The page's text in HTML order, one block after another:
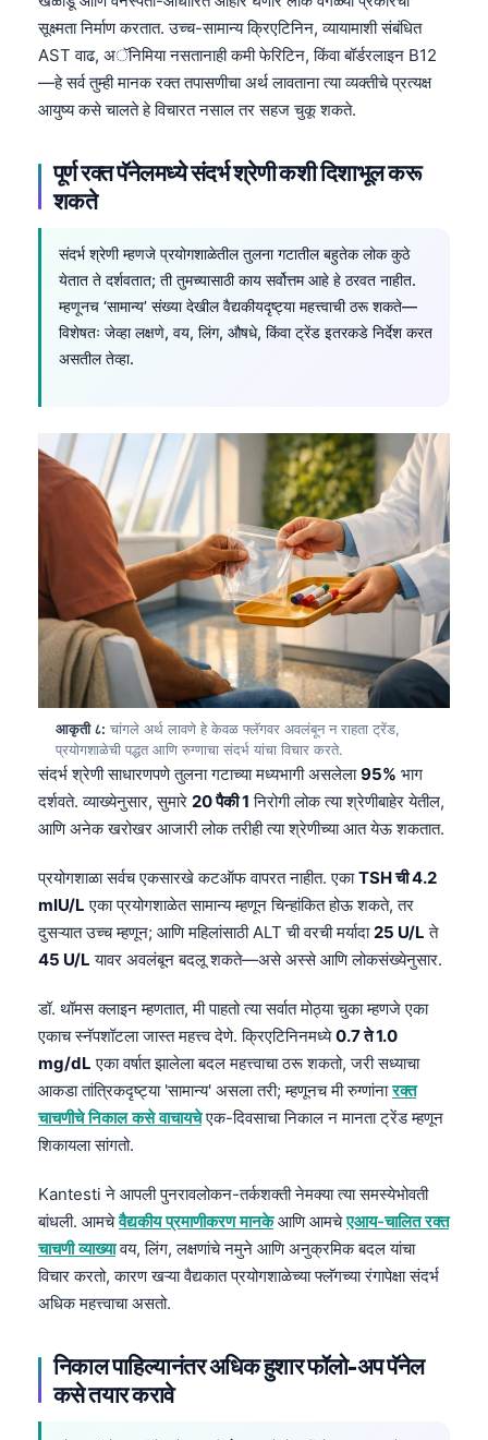
सूक्ष्मता निर्माण करतात. उच्च-सामान्य क्रिएटिनिन, व्यायामाशी संबंधित
AST वाढ, अॅनिमिया नसतानाही कमी फेरिटिन, किंवा बॉर्डरलाइन B12
—हे सर्व तुम्ही मानक रक्त तपासणीचा अर्थ लावताना त्या व्यक्तीचे प्रत्यक्ष
आयुष्य कसे चालते हे विचारत नसाल तर सहज चुकू शकते.
पूर्ण रक्त पॅनेलमध्ये संदर्भ श्रेणी कशी दिशाभूल करू
शकते
संदर्भ श्रेणी म्हणजे प्रयोगशाळेतील तुलना गटातील बहुतेक लोक कुठे
येतात ते दर्शवतात; ती तुमच्यासाठी काय सर्वोत्तम आहे हे ठरवत नाहीत.
म्हणूनच ‘सामान्य’ संख्या देखील वैद्यकीयदृष्ट्या महत्त्वाची ठरू शकते—
विशेषतः जेव्हा लक्षणे, वय, लिंग, औषधे, किंवा ट्रेंड इतरकडे निर्देश करत
असतील तेव्हा.
आकृती ८: चांगले अर्थ लावणे हे केवळ फ्लॅगवर अवलंबून न राहता ट्रेंड,
प्रयोगशाळेची पद्धत आणि रुग्णाचा संदर्भ यांचा विचार करते.
संदर्भ श्रेणी साधारणपणे तुलना गटाच्या मध्यभागी असलेला95% भाग
दर्शवते. व्याख्येनुसार, सुमारे 20 पैकी 1 निरोगी लोक त्या श्रेणीबाहेर येतील,
आणि अनेक खरोखर आजारी लोक तरीही त्या श्रेणीच्या आत येऊ शकतात.
प्रयोगशाळा सर्वच एकसारखे कटऑफ वापरत नाहीत. एकाTSH ची 4.2
mIU/L एका प्रयोगशाळेत सामान्य म्हणून चिन्हांकित होऊ शकते, तर
दुसऱ्यात उच्च म्हणून; आणि महिलांसाठी ALT ची वरची मर्यादा25 U/L ते
45 U/L यावर अवलंबून बदलू शकते—असे अस्से आणि लोकसंख्येनुसार.
डॉ. थॉमस क्लाइन म्हणतात, मी पाहतो त्या सर्वात मोठ्या चुका म्हणजे एका
एकाच स्नॅपशॉटला जास्त महत्त्व देणे. क्रिएटिनिनमध्ये0.7 ते 1.0
mg/dL एका वर्षात झालेला बदल महत्त्वाचा ठरू शकतो, जरी सध्याचा
आकडा तांत्रिकदृष्ट्या 'सामान्य' असला तरी; म्हणूनच मी रुग्णांनारक्त
चाचणीचे निकाल कसे वाचायचेएक-दिवसाचा निकाल न मानता ट्रेंड म्हणून
शिकायला सांगतो.
Kantesti ने आपली पुनरावलोकन-तर्कशक्ती नेमक्या त्या समस्येभोवती
बांधली. आमचेवैद्यकीय प्रमाणीकरण मानकेआणि आमचेएआय-चालित रक्त
चाचणी व्याख्यावय, लिंग, लक्षणांचे नमुने आणि अनुक्रमिक बदल यांचा
विचार करतो, कारण खऱ्या वैद्यकात प्रयोगशाळेच्या फ्लॅगच्या रंगापेक्षा संदर्भ
अधिक महत्त्वाचा असतो.
निकाल पाहिल्यानंतर अधिक हुशार फॉलो-अप पॅनेल
कसे तयार करावे
Eesti
日本語
Русский
Lietuvių kalba
Polski
한국어
Slovenščina
Magyar
Shqip
বাংলা
اردو
తెలుగు
தமிழ்
ಕನ್ನಡ
മലയാളം
Bahasa Melayu
Tiếng Việt
Tagalog
ไทย
ဗမာစာ
ភាសាខ្មែរ
Kiswahili
አማርኛ
Українська
O‘zbekcha
Қазақ тілі
Suomi
Hrvatski
Slovenčina
پښتو
සිංහල
অসমীয়া
Galego